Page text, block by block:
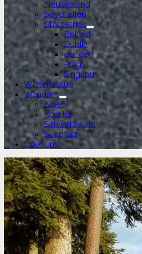
Neuseeland
Seychellen
Städtetrips
Untermenü
anzeigen
Belfast
Dublin
London
Prag
Singapur
Winterurlaub
Wandern
Untermenü
anzeigen
Alpen
Korsika
Schwarzwald
Südpfalz
Über uns